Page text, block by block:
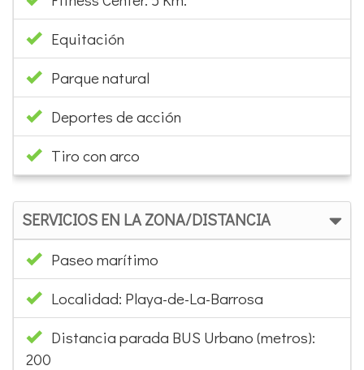
Equitación
Parque natural
Deportes de acción
Tiro con arco
SERVICIOS EN LA ZONA/DISTANCIA
Paseo marítimo
Localidad: Playa-de-La-Barrosa
Distancia parada BUS Urbano (metros):
200